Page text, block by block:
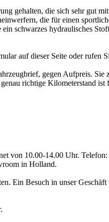
gehalten, die sich sehr gut
die für einen
schwarzes hydraulisches
auf dieser Seite oder rufen
gegen Aufpreis. Sie
richtige Kilometerstand
von 10.00-14.00 Uhr.
in Holland.
Ein Besuch in unser